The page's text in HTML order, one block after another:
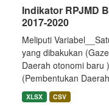
Indikator RPJMD
2017-2020
Meliputi
yang dibakukan
Daerah otonomi baru
(Pembentukan
XLSX CSV